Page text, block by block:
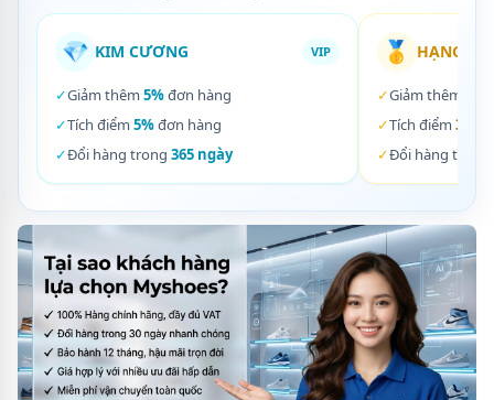
💎 KIM CƯƠNG VIP
✓Giảm thêm 5%đơn hàng
✓Tích điểm 5%đơn hàng
✓Đổi hàng trong 365 ngày
🥇 HẠNG
✓Giảm thêm
✓Tích điểm 3%
✓Đổi hàng trong